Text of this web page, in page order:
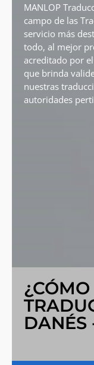
MANLOP
campo de las
servicio más
todo, al mejor
acreditado por
que brinda
nuestras
autoridades
DANÉS